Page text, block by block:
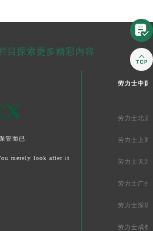
目探索更多精彩内容
管而已
merely look after it
劳力士中国
劳力士北京
劳力士上海
劳力士天津
劳力士广州
劳力士深圳
劳力士成都

